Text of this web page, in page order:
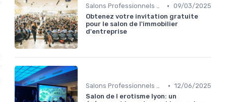
Salons Professionnels et Expositions • 09/03/2025
Obtenez votre invitation gratuite
pour le salon de l'immobilier
d'entreprise
Salons Professionnels et Expositions • 12/06/2025
Salon de l erotisme lyon: un